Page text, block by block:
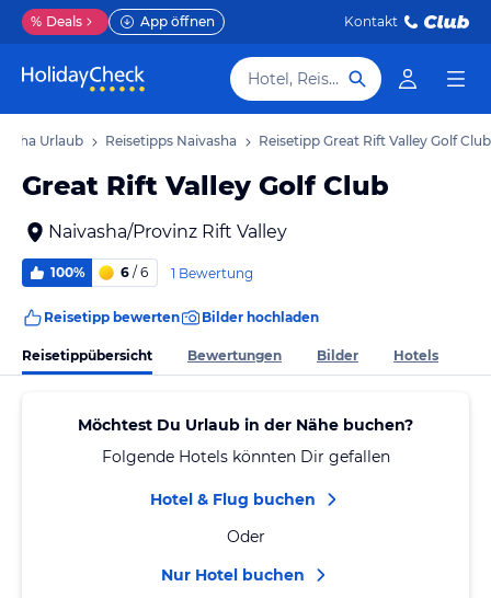
% Deals App öffnen Kontakt
Hotel, Reiseziel
Urlaub Reisetipps Naivasha Reisetipp Great Rift Valley Golf Club
Great Rift Valley Golf Club
Naivasha/Provinz Rift Valley
100% 6 / 6 1 Bewertung
Reisetipp bewerten Bilder hochladen
Reisetippübersicht Bewertungen Bilder Hotels
Möchtest Du Urlaub in der Nähe buchen?
Folgende Hotels könnten Dir gefallen
Hotel & Flug buchen
Oder
Nur Hotel buchen